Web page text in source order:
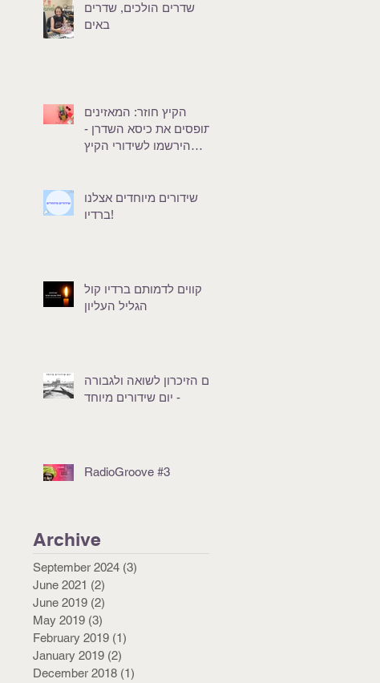
שדרים הולכים, שדרים
באים
הקיץ חוזר: המאזינים
תופסים את כיסא השדרן -
הירשמו לשידורי הקיץ
שידורים מיוחדים אצלנו
ברדיו!
קווים לדמותם ברדיו קול
הגליל העליון
יום הזיכרון לשואה ולגבורה
- יום שידורים מיוחד
RadioGroove #3
Archive
September 2024 (3)
June 2021 (2)
June 2019 (2)
May 2019 (3)
February 2019 (1)
January 2019 (2)
December 2018 (1)